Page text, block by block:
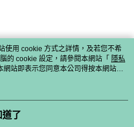
使用 cookie 方式之詳情，及若您不希
的 cookie 設定，請參閱本網站「 隱私
網站即表示您同意本公司得按本網站使
道了